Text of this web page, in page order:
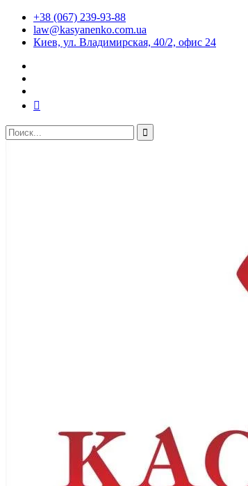
+38 (067) 239-93-88
law@kasyanenko.com.ua
Киев, ул. Владимирская, 40/2, офис 24